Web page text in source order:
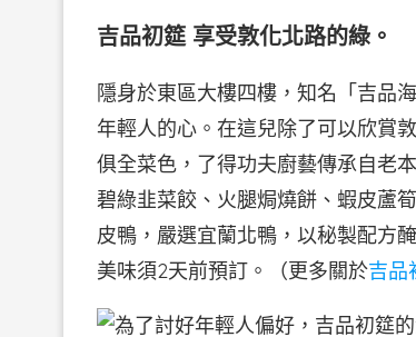
吉品初筵 享受敦化北路的綠。
隱身於東區大樓四樓，知名「吉品
年輕人的心。在這兒除了可以欣賞
俱全菜色，了得功夫廚藝傳承自老
碧綠韭菜餃、火腿焗燒餅、蝦皮蘆
皮鴨，嚴選宜蘭北鴨，以秘製配方
美味須2天前預訂。（更多關於吉品